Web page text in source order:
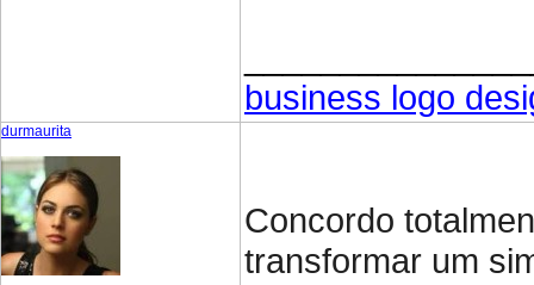
business logo
durmaurita
Concordo
transformar um